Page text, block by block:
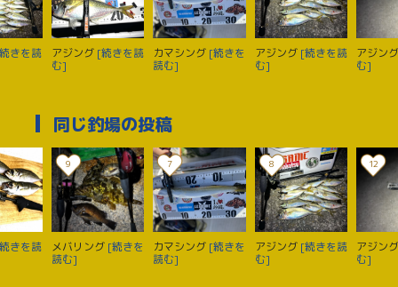
きを読 アジング [続きを読
む]
カマシング [続きを
読む]
アジング [続きを読
む]
アジン
む]
同じ釣場の投稿
きを読
9
メバリング [続きを
読む]
7
カマシング [続きを
読む]
8
アジング [続きを読
む]
12
アジン
む]